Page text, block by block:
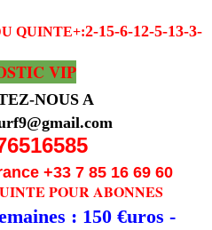
QUINTE+:2-15-6-12-5-13-3-
VIP
NOUS A
+33 7 85 16 69 60
POUR ABONNES
: 150 €uros -